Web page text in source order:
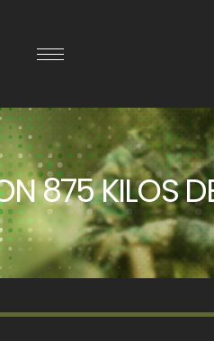
875 KILOS